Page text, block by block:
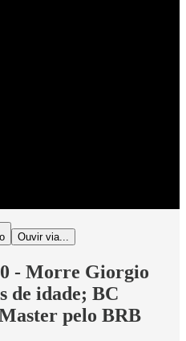
Ouvir via...
- Morre Giorgio
de idade; BC
pelo BRB